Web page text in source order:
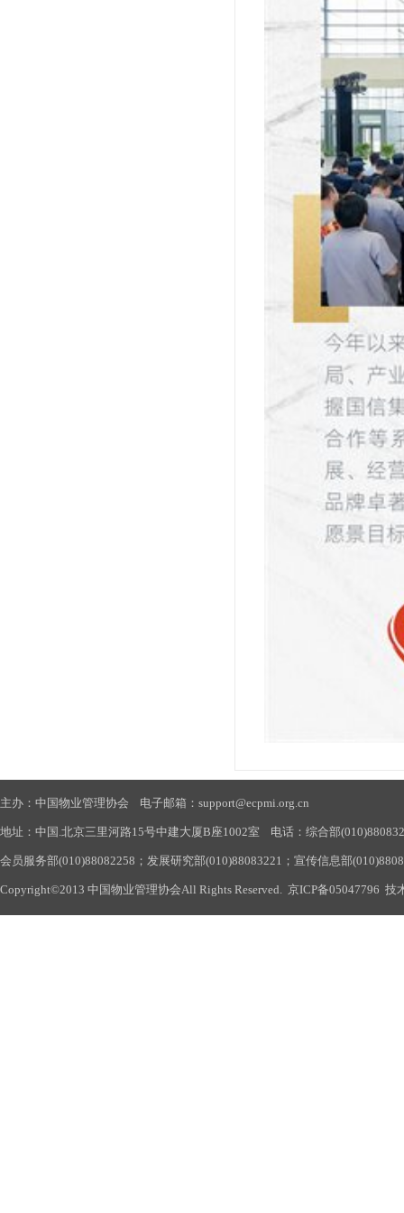
主办：中国物业管理协会 电子邮箱：support@ecpmi.org.cn
地址：中国.北京三里河路15号中建大厦B座1002室 电话：综合部
会员服务部(010)88082258；发展研究部(010)88083221；宣传信息部
Copyright©2013 中国物业管理协会All Rights Reserved. 京ICP备05047796 技